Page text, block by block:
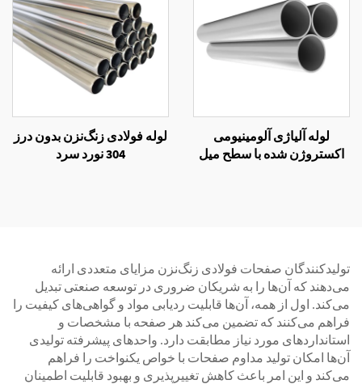
لوله آلیاژی آلومینیومی
اکستروژن شده با سطح میل
لوله فولادی زنگ‌نزن بدون درز
304 نورد سرد
تولیدکنندگان صفحات فولادی زنگ‌نزن مزایای متعددی ارائه
می‌دهند که آن‌ها را به شریکان ضروری در توسعه صنعتی تبدیل
می‌کند. اول از همه، آن‌ها قابلیت ردیابی مواد و گواهی‌های کیفیت را
فراهم می‌کنند که تضمین می‌کند هر صفحه با مشخصات و
استانداردهای مورد نیاز مطابقت دارد. واحدهای پیشرفته تولیدی
آن‌ها امکان تولید مداوم صفحات با خواص یکنواخت را فراهم
می‌کند و این امر باعث کاهش تغییرپذیری و بهبود قابلیت اطمینان